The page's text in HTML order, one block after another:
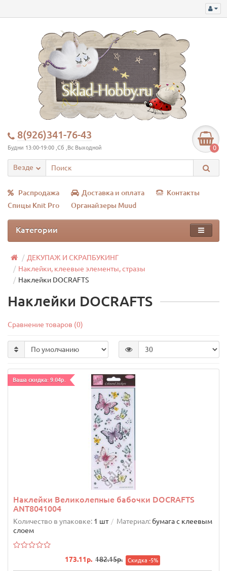
8(926)341-76-43
Будни 13:00-19:00 ,Сб ,Вс Выходной 0
Везде
Распродажа Доставка и оплата
Контакты
Спицы Knit Pro
Органайзеры Muud
Категории
ДЕКУПАЖ И СКРАПБУКИНГ
Наклейки, клеевые элементы, стразы
Наклейки DOCRAFTS
Наклейки DOCRAFTS
Сравнение товаров (0)
Ваша скидка: 9.04р.
Наклейки Великолепные бабочки DOCRAFTS
ANT8041004
Количество в упаковке: 1 шт Материал: бумага с клеевым
слоем
173.11р. 182.15р. Скидка -5%